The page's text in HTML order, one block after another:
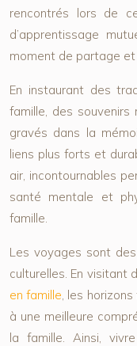
rencontrés lors de
d’apprentissage
moment de partage
En instaurant des
famille, des
gravés dans la
liens plus forts et
air, incontournables
santé mentale et
famille.
Les voyages sont
culturelles. En visitant
en famille, les
à une meilleure
la famille. Ainsi,